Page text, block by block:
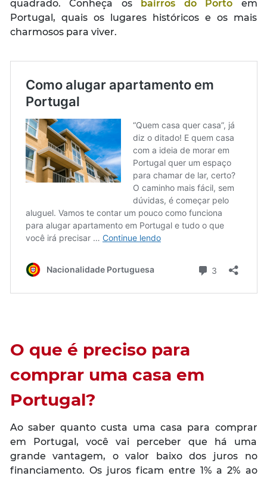
quadrado. Conheça os bairros do Porto em
Portugal, quais os lugares históricos e os mais
charmosos para viver.
O que é preciso para
comprar uma casa em
Portugal?
Ao saber quanto custa uma casa para comprar
em Portugal, você vai perceber que há uma
grande vantagem, o valor baixo dos juros no
financiamento. Os juros ficam entre 1% a 2% ao